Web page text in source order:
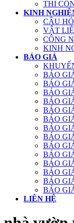
THI
KINH
CÂU
VẬT
CÔNG
KINH
BÁO GIÁ
BÁO
BÁO
BÁO
BÁO
BÁO
BÁO
BÁO
BÁO
BÁO
BÁO
BÁO
BÁO
BÁO
BÁO
LIÊN HỆ